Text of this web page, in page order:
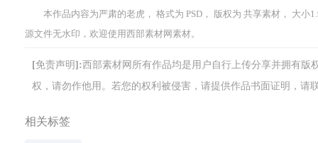
本作品内容为严肃的老虎， 格式为 PSD， 版权为 共享素材， 大小
源文件无水印，欢迎使用西部素材网素材。
[免责声明]:西部素材网所有作品均是用户自行上传分享并拥有
权，请勿作他用。若您的权利被侵害，请提供作品书面证明，请
相关标签